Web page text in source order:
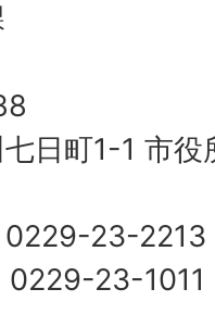
日町1-1 市役
0229-23-2213
0229-23-1011